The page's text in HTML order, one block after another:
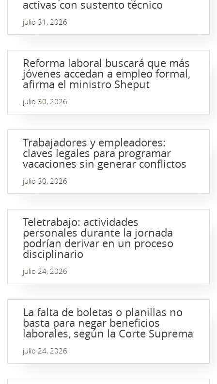
activas con sustento técnico
julio 31, 2026
Reforma laboral buscará que más
jóvenes accedan a empleo formal,
afirma el ministro Sheput
julio 30, 2026
Trabajadores y empleadores:
claves legales para programar
vacaciones sin generar conflictos
julio 30, 2026
Teletrabajo: actividades
personales durante la jornada
podrían derivar en un proceso
disciplinario
julio 24, 2026
La falta de boletas o planillas no
basta para negar beneficios
laborales, según la Corte Suprema
julio 24, 2026